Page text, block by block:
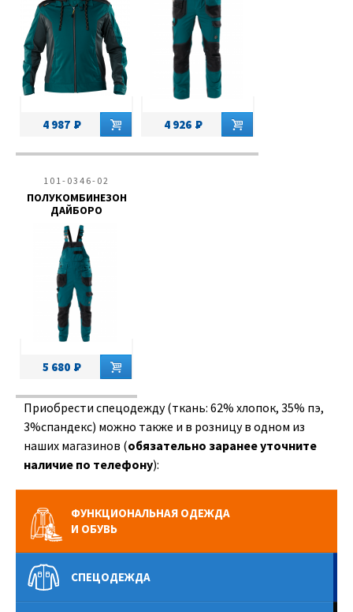
4 987 4 926
101-0346-02
ПОЛУКОМБИНЕЗОН
ДАЙБОРО
5 680
Приобрести спецодежду (ткань: 62% хлопок, 35% пэ,
3%спандекс) можно также и в розницу в одном из
наших магазинов (обязательно заранее уточните
наличие по телефону):
ФУНКЦИОНАЛЬНАЯ ОДЕЖДА
И ОБУВЬ
СПЕЦОДЕЖДА